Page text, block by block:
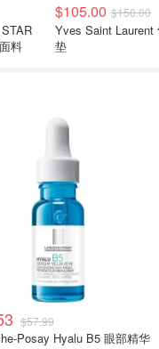
料
$105.00 $150.00
Yves Saint Laurent
垫
$57.99
Posay Hyalu B5 眼部精华